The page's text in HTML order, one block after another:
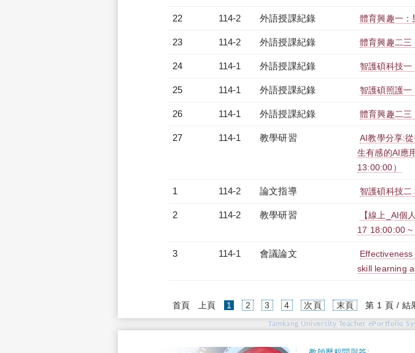
22 114-2 外語授課紀錄 體育興趣一：
23 114-2 外語授課紀錄 體育興趣二
24 114-1 外語授課紀錄 智護碩科技
25 114-1 外語授課紀錄 智護碩照護
26 114-1 外語授課紀錄 體育興趣二
27 114-1 教學研習
AI教學分享:
生有感的AI應
13:00:00）
1 114-2 論文指導 智護碩科技二
2 114-2 教學研習
【線上_AI個
17 18:00:00 ~
3 114-1 會議論文
skill learning
首頁 上頁 1 (current)
2 3 4 次頁 末頁 第 1 頁 / 結
Tamkang University Teacher ePortfolio